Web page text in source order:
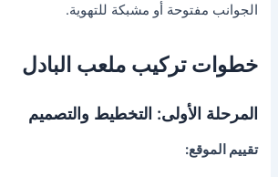
الجوانب مفتوحة أو مشبكة للتهوية.
خطوات تركيب ملعب البادل
المرحلة الأولى: التخطيط والتصميم
تقييم الموقع: